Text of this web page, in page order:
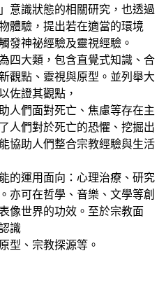
意識狀態的相關研究，也透過
體驗，提出若在適當的環境
發神祕經驗及靈視經驗。
四大類，包含直覺式知識、合
觀點、靈視與原型。並列舉大
佐證其觀點，
人們面對死亡、焦慮等存在主
人們對於死亡的恐懼、挖掘出
協助人們整合宗教經驗與生活
的運用面向：心理治療、研究
亦可在哲學、音樂、文學等創
像世界的功效。至於宗教面
識
型、宗教探源等。